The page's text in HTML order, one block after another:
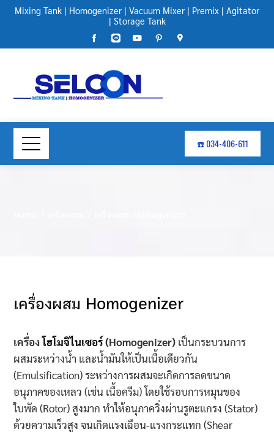
Mixing Tank | Homogenizer | Vacuum Mixer | Premix | Agitator
| Storage Tank
☎️ 034-406-611
เครื่องผสม Homogenizer
เครื่องโฮโมจิไนเซอร์(Homogenizer) เป็นกระบวนการ
ผสมระหว่างน้ำ และน้ำมันให้เป็นเนื้อเดียวกัน
(Emulsification) ระหว่างการผสมจะเกิดการลดขนาด
อนุภาคของเหลว (เช่น เนื้อครีม) โดยใช้รอบการหมุนของ
ใบพัด (Rotor) สูงมาก ทำให้อนุภาควิ่งผ่านรูตะแกรง (Stator)
ด้วยความเร็วสูง จนเกิดแรงเฉือน-แรงกระแทก (Shear